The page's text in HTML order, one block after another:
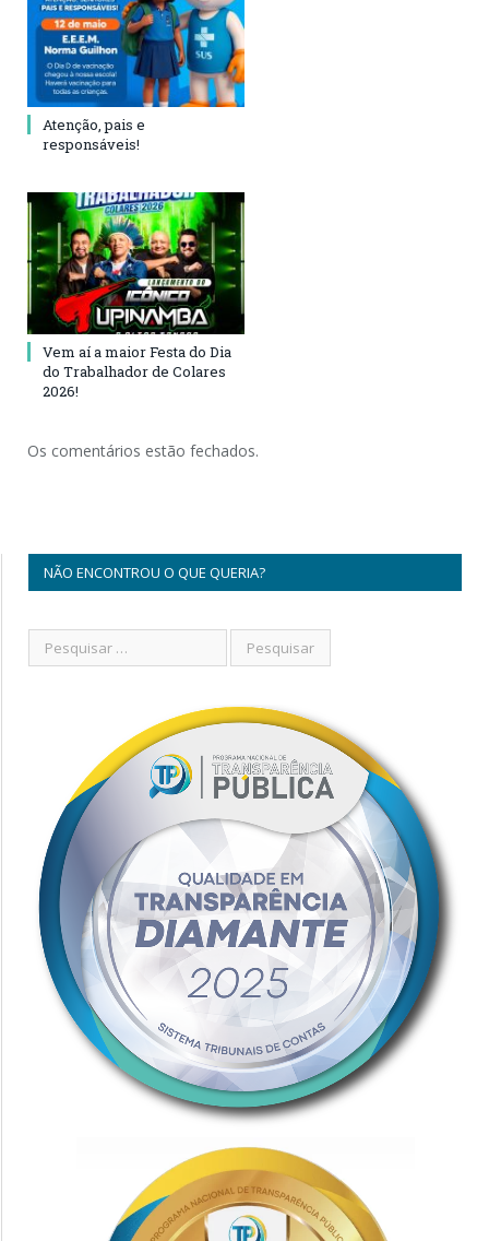
Atenção, pais e
responsáveis!
Vem aí a maior Festa do Dia
do Trabalhador de Colares
2026!
Os comentários estão fechados.
NÃO ENCONTROU O QUE QUERIA?